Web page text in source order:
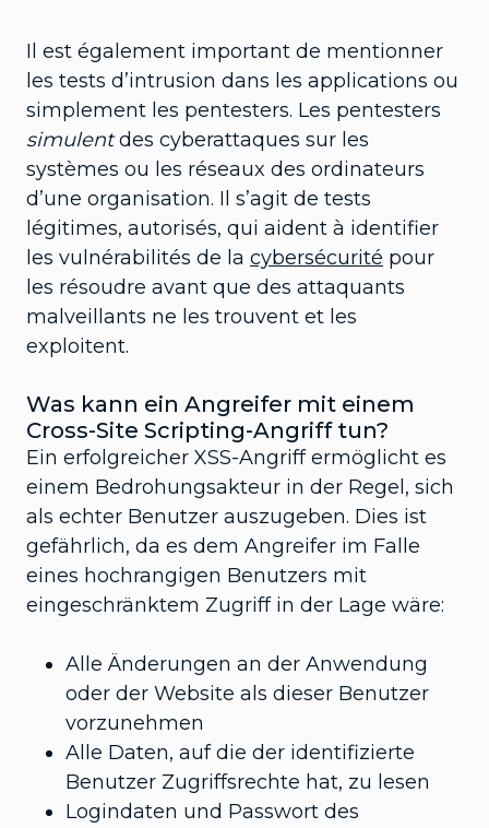
Il est également important de mentionner
les tests d’intrusion dans les applications ou
simplement les pentesters. Les pentesters
simulentdes cyberattaques sur les
systèmes ou les réseaux des ordinateurs
d’une organisation. Il s’agit de tests
légitimes, autorisés, qui aident à identifier
les vulnérabilités de la cybersécurité pour
les résoudre avant que des attaquants
malveillants ne les trouvent et les
exploitent.
Was kann ein Angreifer mit einem
Cross-Site Scripting-Angriff tun?
Ein erfolgreicher XSS-Angriff ermöglicht es
einem Bedrohungsakteur in der Regel, sich
als echter Benutzer auszugeben. Dies ist
gefährlich, da es dem Angreifer im Falle
eines hochrangigen Benutzers mit
eingeschränktem Zugriff in der Lage wäre:
Alle Änderungen an der Anwendung
oder der Website als dieser Benutzer
vorzunehmen
Alle Daten, auf die der identifizierte
Benutzer Zugriffsrechte hat, zu lesen
Logindaten und Passwort des